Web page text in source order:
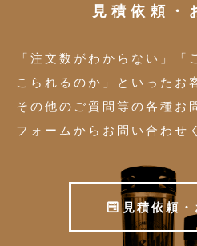
見積依頼・
「注文数がわからない」「
こられるのか」といったお
その他のご質問等の各種お
フォームからお問い合わせ
見積依頼 ・